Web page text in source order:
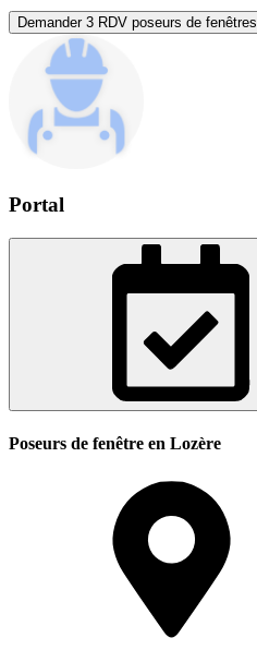
Demander 3 RDV poseurs de fenêtres
Portal
Poseurs de fenêtre en Lozère